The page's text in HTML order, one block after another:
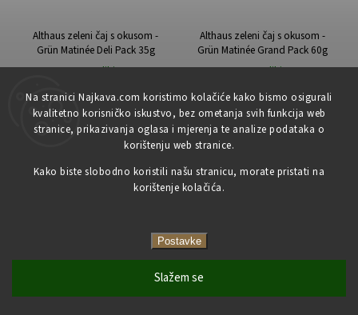
Na stranici Najkava.com koristimo kolačiće kako bismo osigurali
kvalitetno korisničko iskustvo, bez ometanja svih funkcija web
stranice, prikazivanja oglasa i mjerenja te analize podataka o
korištenju web stranice.
Kako biste slobodno koristili našu stranicu, morate pristati na
korištenje kolačića.
Postavke
Slažem se
Althaus zeleni čaj s okusom -
Grün Matinée Deli Pack 35g
Na zalihi
4,49 €
Althaus zeleni čaj s okusom -
Grün Matinée Grand Pack 60g
Na zalihi
10,09 €